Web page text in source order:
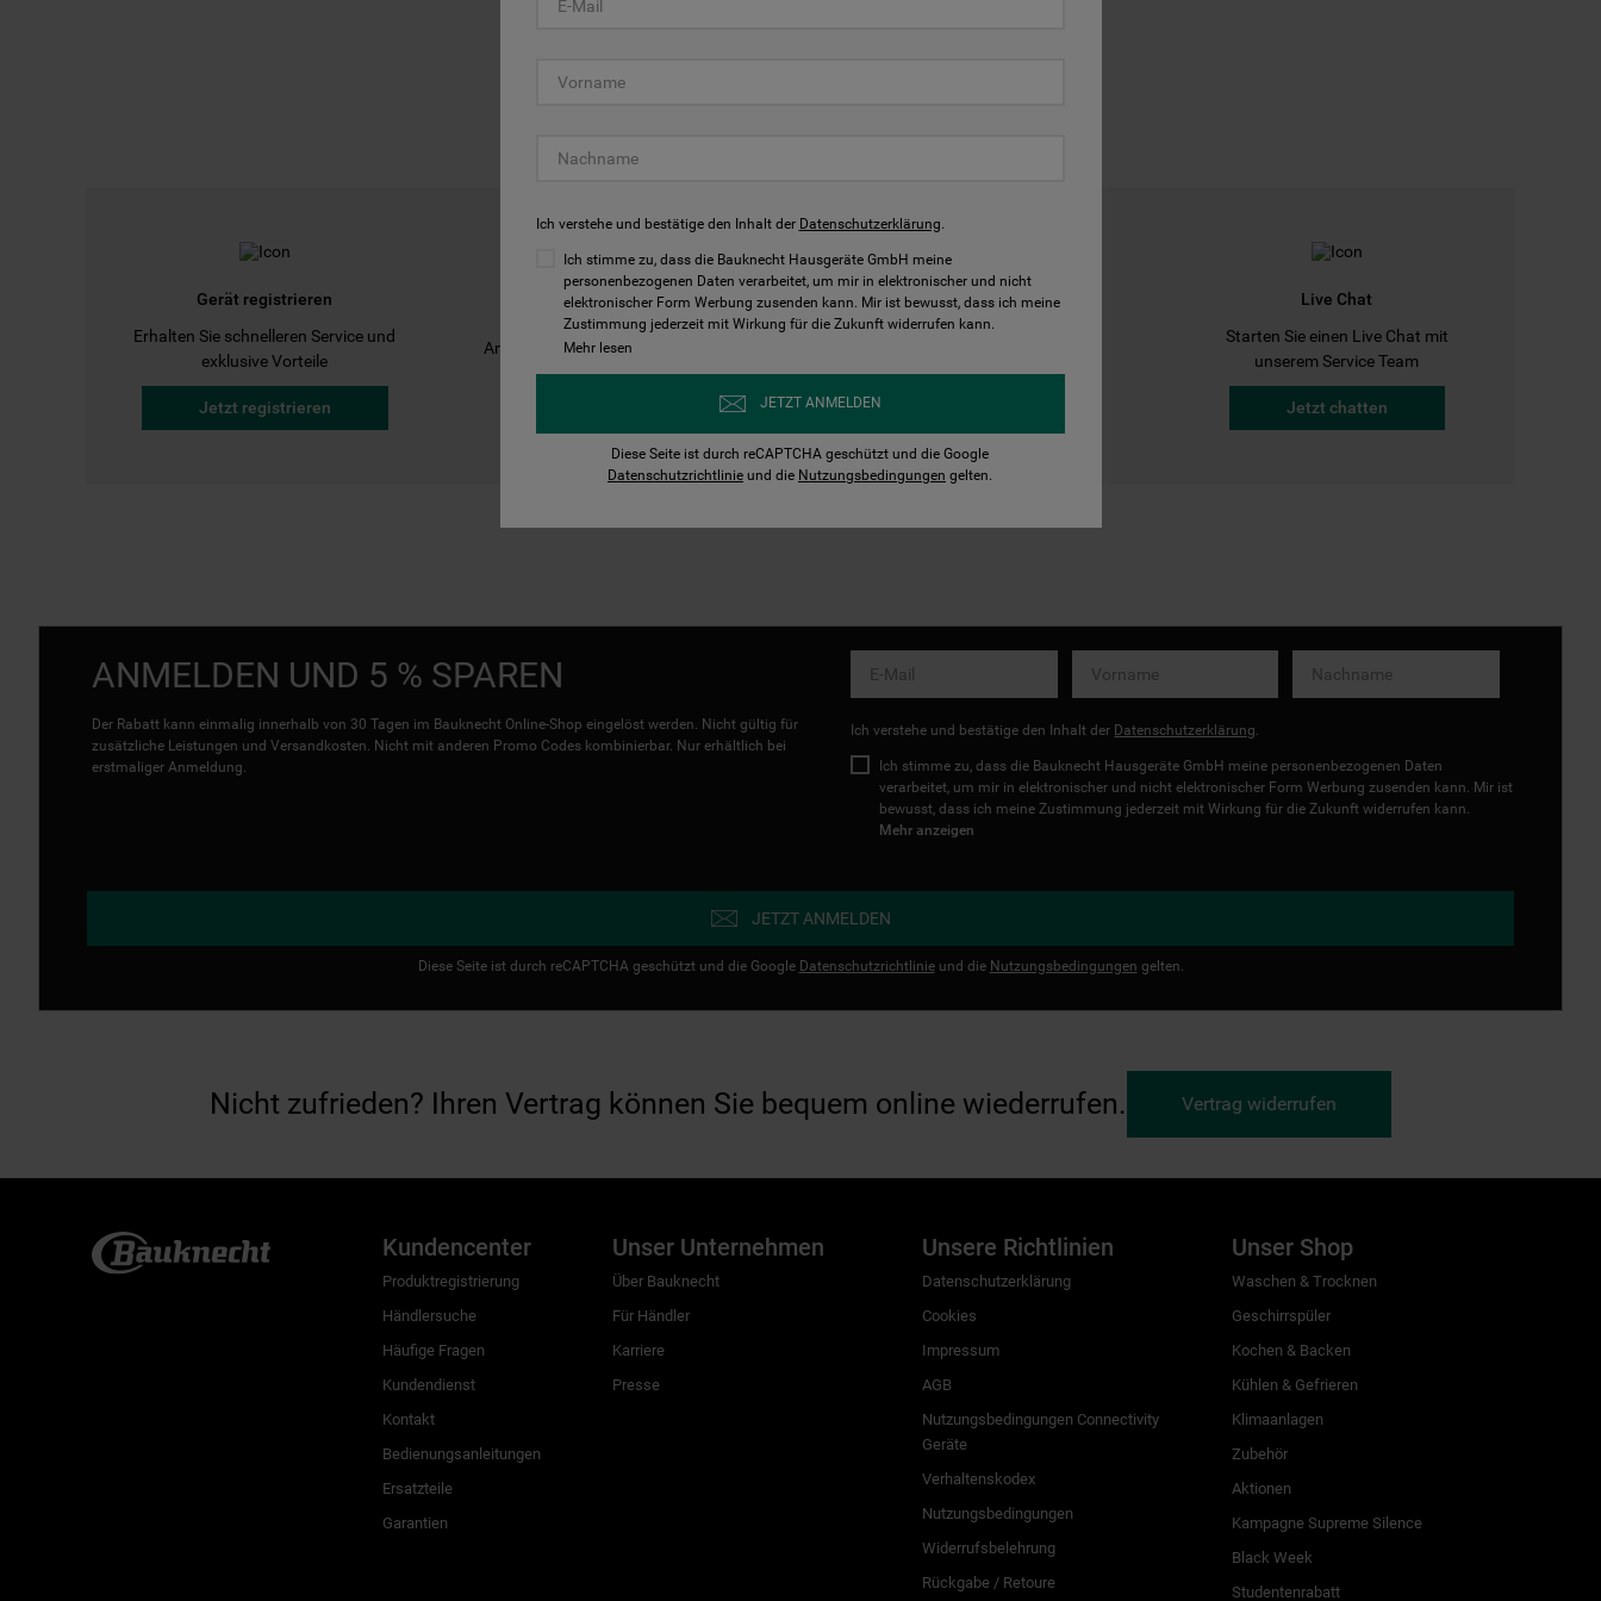
Gerät registrieren
Erhalten Sie schnelleren Service und
exklusive Vorteile
Jetzt registrieren
Bedienungsanleitungen
Anleitungen finden und herunterladen
Kontakt
Live Chat
Starten Sie einen Live Chat mit
unserem Service Team
Jetzt chatten
ANMELDEN UND 5 % SPAREN
Der Rabatt kann einmalig innerhalb von 30 Tagen im Bauknecht Online-Shop eingelöst werden. Nicht gültig für
zusätzliche Leistungen und Versandkosten. Nicht mit anderen Promo Codes kombinierbar. Nur erhältlich bei
erstmaliger Anmeldung.
Ich verstehe und bestätige den Inhalt der Datenschutzerklärung
Ich stimme zu, dass die Bauknecht Hausgeräte GmbH meine personenbezogenen Daten
verarbeitet, um mir in elektronischer und nicht elektronischer Form Werbung zusenden kann. Mir ist
bewusst, dass ich meine Zustimmung jederzeit mit Wirkung für die Zukunft widerrufen kann.
Mehr anzeigen
JETZT ANMELDEN
Diese Seite ist durch reCAPTCHA geschützt und die Google Datenschutzrichtlinieund die Nutzungsbedingungen gelten.
Nicht zufrieden? Ihren Vertrag können Sie bequem online wiederrufen. Vertrag widerrufen
Kundencenter
Produktregistrierung
Händlersuche
Häufige Fragen
Kundendienst
Kontakt
Bedienungsanleitungen
Ersatzteile
Garantien
Unser Unternehmen
Über Bauknecht
Für Händler
Karriere
Presse
Unsere Richtlinien
Datenschutzerklärung
Cookies
Impressum
AGB
Nutzungsbedingungen Connectivity
Geräte
Verhaltenskodex
Nutzungsbedingungen
Widerrufsbelehrung
Rückgabe / Retoure
Unser Shop
Waschen & Trocknen
Geschirrspüler
Kochen & Backen
Kühlen & Gefrieren
Klimaanlagen
Zubehör
Aktionen
Kampagne Supreme Silence
Black Week
Studentenrabatt
Ich verstehe und bestätige den Inhalt der Datenschutzerklärung.
Ich stimme zu, dass die Bauknecht Hausgeräte GmbH meine
personenbezogenen Daten verarbeitet, um mir in elektronischer und nicht
elektronischer Form Werbung zusenden kann. Mir ist bewusst, dass ich meine
Zustimmung jederzeit mit Wirkung für die Zukunft widerrufen kann.
Mehr lesen
JETZT ANMELDEN
Diese Seite ist durch reCAPTCHA geschützt und die Google
Datenschutzrichtlinie und die Nutzungsbedingungen gelten.